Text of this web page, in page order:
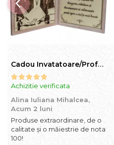
Cadou Invatatoare/Profesoara/Educatoare "Catalogul Amintirilor"
Achizitie verificata
Alina Iuliana Mihalcea,
Acum 2 luni
Produse extraordinare, de o
calitate și o măiestrie de nota
100!